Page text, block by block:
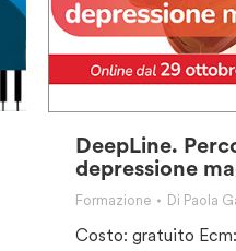
DeepLine.
depressione
Formazione Di Paola
Costo: gratuito